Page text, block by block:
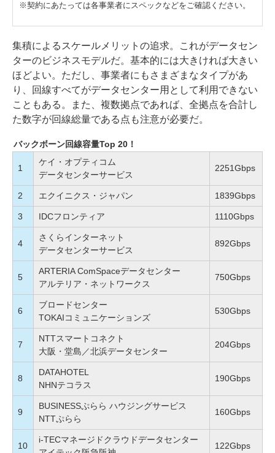
※契約にあたっては各事業者にスペックなどをご確認ください。
集積によるスケールメリットの追求。これがデータセン
ターのビジネスモデルだ。基本的には大きければ大きい
ほどよい。ただし、事業者にもさまざまなタイプがあ
り、回線すべてがデータセンター用として利用できない
こともある。また、複数拠点であれば、全拠点を合計し
た数字が回線総量である点も注意が必要だ。
バックボーン回線容量Top 20！
1
ケイ・オプティコム
データセンターサービス
2251Gbps
2 エクイニクス・ジャパン 1839Gbps
3 IDCフロンティア 1110Gbps
4
さくらインターネット
データセンターサービス
892Gbps
5
ARTERIA ComSpaceデータセンター
アルテリア・ネットワークス
750Gbps
6
ブロードセンター
TOKAIコミュニケーションズ
530Gbps
7
NTTスマートコネクト
大阪・堂島／北浜データセンター
204Gbps
8
DATAHOTEL
NHNテコラス
190Gbps
9
BUSINESSぷらら ハウジングサービス
NTTぷらら
160Gbps
10
i-TECマネージドクラウドデータセンター
122Gbps